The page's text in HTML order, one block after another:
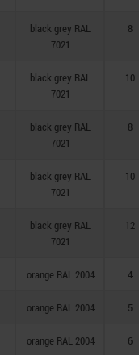
black grey RAL
7021
8
black grey RAL
7021
10
black grey RAL
7021
8
black grey RAL
7021
10
black grey RAL
7021
12
orange RAL 2004 4
orange RAL 2004 5
orange RAL 2004 6